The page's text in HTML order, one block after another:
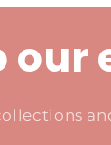
our